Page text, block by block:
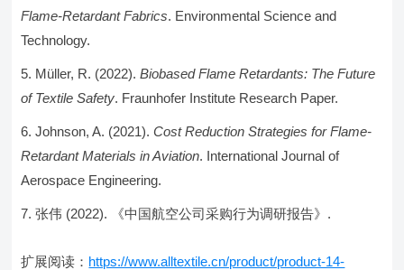
Flame-Retardant Fabrics. Environmental Science and
Technology.
Müller, R. (2022).Biobased Flame Retardants: The Future
of Textile Safety. Fraunhofer Institute Research Paper.
Johnson, A. (2021).Cost Reduction Strategies for Flame-
Retardant Materials in Aviation. International Journal of
Aerospace Engineering.
张伟 (2022). 《中国航空公司采购行为调研报告》.
扩展阅读： https://www.alltextile.cn/product/product-14-